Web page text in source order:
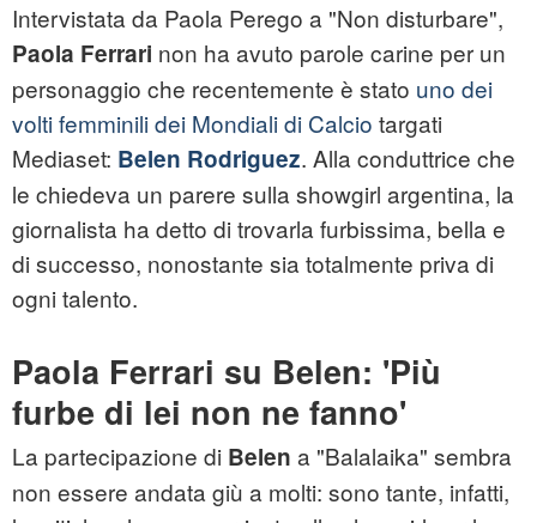
Intervistata da Paola Perego a "Non disturbare",
Paola Ferrari non ha avuto parole carine per un
personaggio che recentemente è stato uno dei
volti femminili dei Mondiali di Calcio targati
Mediaset: Belen Rodriguez. Alla conduttrice che
le chiedeva un parere sulla showgirl argentina, la
giornalista ha detto di trovarla furbissima, bella e
di successo, nonostante sia totalmente priva di
ogni talento.
Paola Ferrari su Belen: 'Più
furbe di lei non ne fanno'
La partecipazione di Belen a "Balalaika" sembra
non essere andata giù a molti: sono tante, infatti,